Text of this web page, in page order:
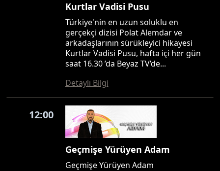
Kurtlar Vadisi Pusu
Türkiye'nin en uzun soluklu en
gerçekçi dizisi Polat Alemdar ve
arkadaşlarının sürükleyici hikayesi
Kurtlar Vadisi Pusu, hafta içi her gün
saat 16.30 ’da Beyaz TV’de...
Detaylı Bilgi
12:00
Geçmişe Yürüyen Adam
Geçmişe Yürüyen Adam